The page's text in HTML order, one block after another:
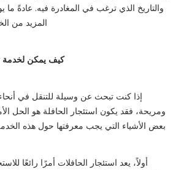
والتاريخ الذي ترغب في المغادرة فيه. عادةً ما
المزيد من
كيف يمكن لخدمة
إذا كنت تبحث عن وسيلة للتنقل في
ومريحة، فقد يكون استئجار الحافلة هو الحل
بعض الأشياء التي يجب معرفتها حول هذه
أولاً، يعد استئجار الحافلات أمرًا رائعًا